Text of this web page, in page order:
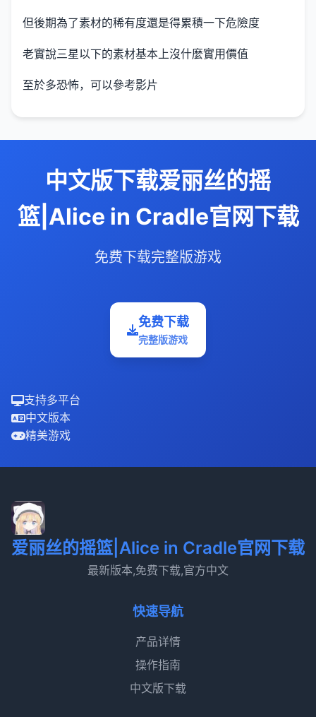
但後期為了素材的稀有度還是得累積一下危險度
老實說三星以下的素材基本上沒什麼實用價值
至於多恐怖，可以參考影片
中文版下载爱丽丝的摇
篮|Alice in Cradle官网下载
免费下载完整版游戏
免费下载
完整版游戏
支持多平台
中文版本
精美游戏
爱丽丝的摇篮|Alice in Cradle官网下载
最新版本,免费下载,官方中文
快速导航
产品详情
操作指南
中文版下载